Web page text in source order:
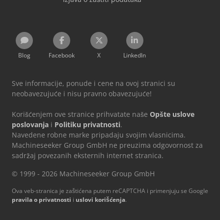
Blog Facebook X LinkedIn
Sve informacije, ponude i cene na ovoj stranici su
neobavezujuće i nisu pravno obavezujuće!
Korišćenjem ove stranice prihvatate naše Opšte uslove
poslovanja i Politiku privatnosti.
Navedene robne marke pripadaju svojim vlasnicima.
Machineseeker Group GmbH ne preuzima odgovornost za
sadržaj povezanih eksternih internet stranica.
© 1999 - 2026 Machineseeker Group GmbH
Ova veb-stranica je zaštićena putem reCAPTCHA i primenjuju se Google
pravila o privatnosti i uslovi korišćenja.